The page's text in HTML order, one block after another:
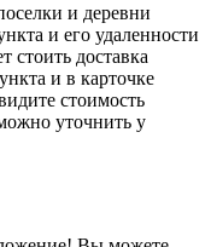
и деревни
и его удаленности
стоить доставка
и в карточке
стоимость
уточнить у